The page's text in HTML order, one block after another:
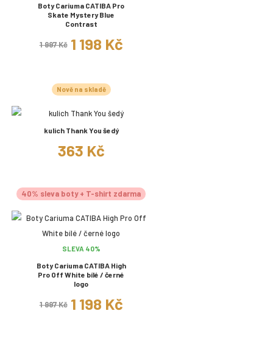
Boty Cariuma CATIBA Pro
Skate Mystery Blue
Contrast
1 997 Kč 1 198 Kč
Nově na skladě
kulich Thank You šedý
363 Kč
40% sleva boty + T-shirt zdarma
SLEVA 40%
Boty Cariuma CATIBA High
Pro Off White bílé / černé
logo
1 997 Kč 1 198 Kč